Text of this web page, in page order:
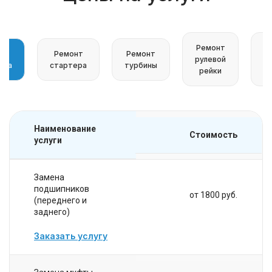
Ремонт
стартера
Ремонт
турбины
Ремонт
рулевой
рейки
Наименование
услуги
Стоимость
Замена
подшипников
(переднего и
заднего)
от 1800 руб.
Заказать услугу